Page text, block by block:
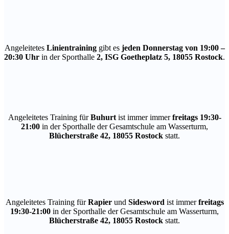
Angeleitetes Linientraininggibt es jeden Donnerstag von 19:00 –
20:30 Uhr in der Sporthalle 2, ISG Goetheplatz 5, 18055 Rostock.
Angeleitetes Training fürBuhurtist immer immerfreitags 19:30-
21:00 in der Sporthalle der Gesamtschule am Wasserturm,
Blücherstraße 42, 18055 Rostock statt.
Angeleitetes Training fürRapierund Sideswordist immerfreitags
19:30-21:00 in der Sporthalle der Gesamtschule am Wasserturm,
Blücherstraße 42, 18055 Rostock statt.